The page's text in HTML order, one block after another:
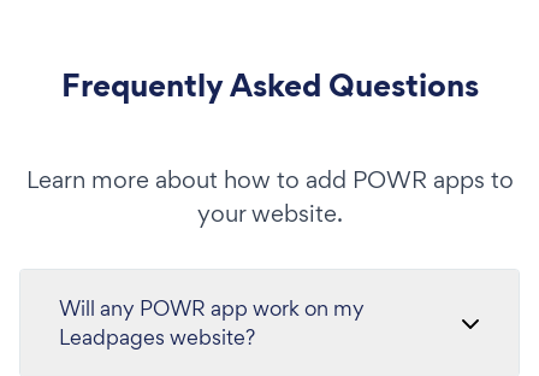
Frequently Asked Questions
Learn more about how to add POWR apps to
your website.
Will any POWR app work on my
Leadpages website?